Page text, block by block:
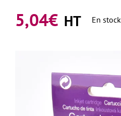
5,04€ HT En stock